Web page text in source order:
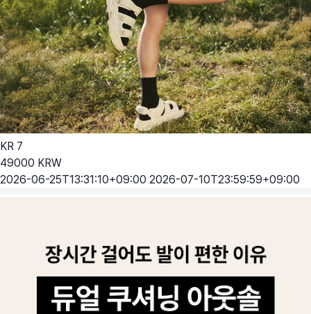
KR 7
49000 KRW
2026-06-25T13:31:10+09:00 2026-07-10T23:59:59+09:00